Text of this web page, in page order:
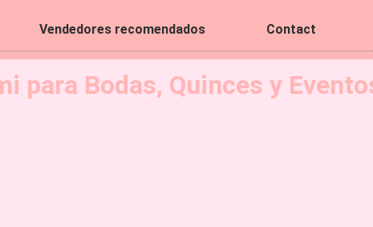
-
f
Vendedores recomendados Contact
para Bodas, Quinces y